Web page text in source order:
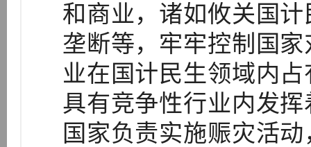
和商业，诸如攸关国
垄断等，牢牢控制国
业在国计民生领域内
具有竞争性行业内发
国家负责实施赈灾活